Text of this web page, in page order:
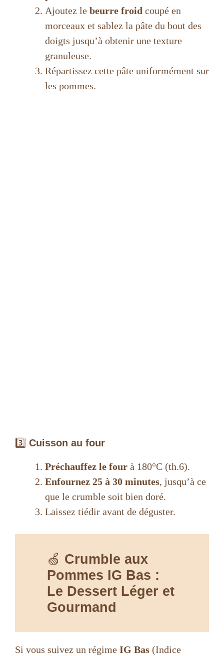
Ajoutez le beurre froid coupé en
morceaux et sablez la pâte du bout des
doigts jusqu’à obtenir une texture
granuleuse.
Répartissez cette pâte uniformément sur
les pommes.
3️⃣ Cuisson au four
Préchauffez le four à 180°C (th.6).
Enfournez 25 à 30 minutes, jusqu’à ce
que le crumble soit bien doré.
Laissez tiédir avant de déguster.
🍏 Crumble aux
Pommes IG Bas :
Le Dessert Léger et
Gourmand
Si vous suivez un régime IG Bas (Indice